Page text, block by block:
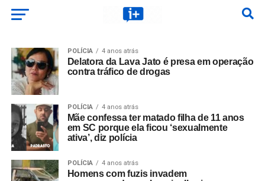
POLÍCIA 4 anos atrás
Delatora da Lava Jato é presa em operação
contra tráfico de drogas
POLÍCIA 4 anos atrás
Mãe confessa ter matado filha de 11 anos
em SC porque ela ficou ‘sexualmente
ativa’, diz polícia
POLÍCIA 4 anos atrás
Homens com fuzis invadem